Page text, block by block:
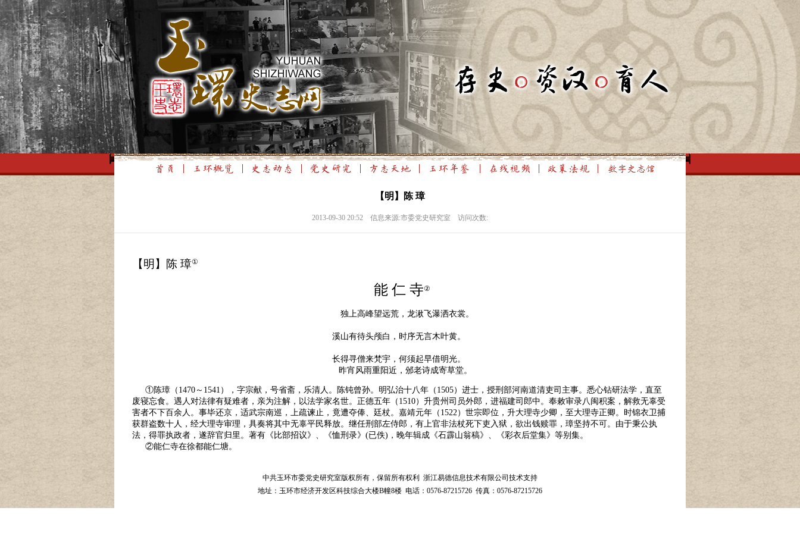
【明】陈 璋
2013-09-30 20:52 信息来源:市委党史研究室 访问次数:
【明】陈 璋①
能 仁 寺②
独上高峰望远荒，龙湫飞瀑洒衣裳。
溪山有待头颅白，时序无言木叶黄。
长得寻僧来梵宇，何须起早借明光。
昨宵风雨重阳近，邠老诗成寄草堂。
①陈璋（1470～1541），字宗献，号省斋，乐清人。陈钝曾孙。明弘治十八年（1505）进士，授刑部河南道清吏司主事。悉心钻研法学，直至
废寝忘食。遇人对法律有疑难者，亲为注解，以法学家名世。正德五年（1510）升贵州司员外郎，进福建司郎中。奉敕审录八闽积案，解救无辜受
害者不下百余人。事毕还京，适武宗南巡，上疏谏止，竟遭夺俸、廷杖。嘉靖元年（1522）世宗即位，升大理寺少卿，至大理寺正卿。时锦衣卫捕
获群盗数十人，经大理寺审理，具奏将其中无辜平民释放。继任刑部左侍郎，有上官非法杖死下吏入狱，欲出钱赎罪，璋坚持不可。由于秉公执
法，得罪执政者，遂辞官归里。著有《比部招议》、《恤刑录》(已佚)，晚年辑成《石霹山翁稿》、《彩衣后堂集》等别集。
②能仁寺在徐都能仁塘。
中共玉环市委党史研究室版权所有，保留所有权利 浙江易德信息技术有限公司技术支持
地址：玉环市经济开发区科技综合大楼B幢8楼 电话：0576-87215726 传真：0576-87215726